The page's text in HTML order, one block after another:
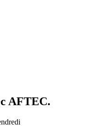
AFTEC.